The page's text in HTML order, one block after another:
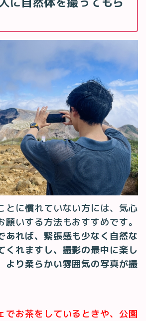
とに慣れていない方には、気心
願いする方法もおすすめです。
あれば、緊張感も少なく自然な
くれますし、撮影の最中に楽し
より柔らかい雰囲気の写真が撮
でお茶をしているときや、公園